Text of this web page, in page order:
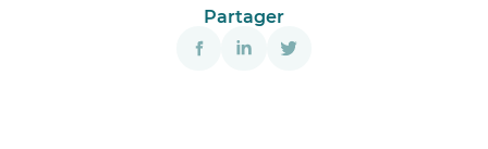
Partager